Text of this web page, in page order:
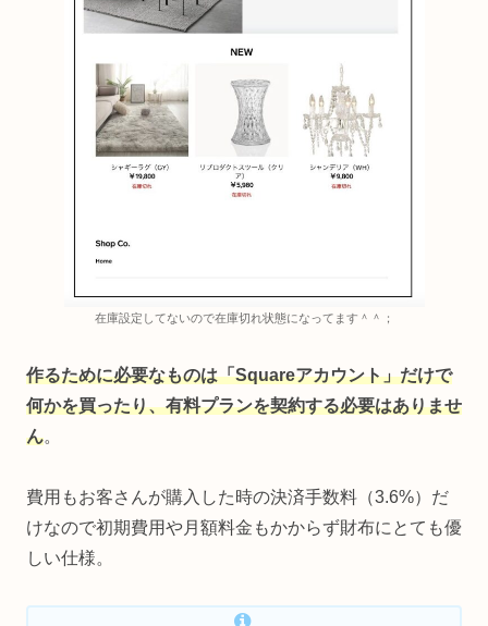
在庫設定してないので在庫切れ状態になってます＾＾；
作るために必要なものは「Squareアカウント」だけで
何かを買ったり、有料プランを契約する必要はありませ
ん。
費用もお客さんが購入した時の決済手数料（3.6%）だ
けなので初期費用や月額料金もかからず財布にとても優
しい仕様。